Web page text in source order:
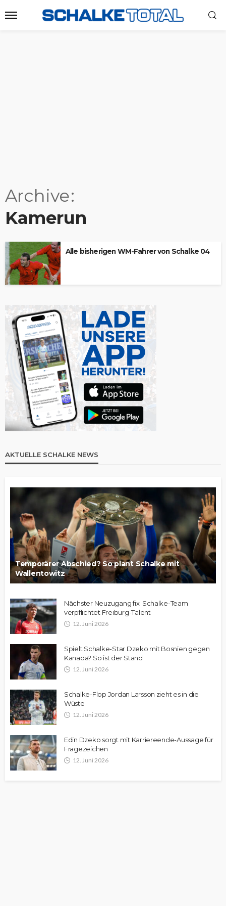
Archive
Kamerun
Alle bisherigen WM-Fahrer von Schalke 04
AKTUELLE SCHALKE NEWS
Temporärer Abschied? So plant Schalke mit
Wallentowitz
Nächster Neuzugang fix: Schalke-Team
verpflichtet Freiburg-Talent
12. Juni 2026
Spielt Schalke-Star Dzeko mit Bosnien gegen
Kanada? So ist der Stand
12. Juni 2026
Schalke-Flop Jordan Larsson zieht es in die
Wüste
12. Juni 2026
Edin Dzeko sorgt mit Karriereende-Aussage für
Fragezeichen
12. Juni 2026